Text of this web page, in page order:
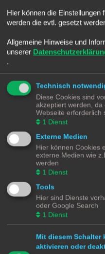
vergeben werden. Die Board-
erlaubt, Dateianhänge in dem
verfassen möchtest, oder nur
du keine Dateianhänge anfügen
In jedem Board gibt es eigene
festgelegt werden. Wenn du gegen
sie dir eine Verwarnung erteilen.
Administration dieses Boards ist und
Verwarnung zu tun hat. Kontaktiere
sicher bist, wieso du verwarnt wurdest.
Nach oben
Wie kann ich Beiträge den
Wenn ein Administrator die
siehst du eine Schaltfläche in der
Du wirst dann durch die weiteren
Nach oben
Was bewirkt die „Speichern“-
späteren Zeitpunkt vervollständigen
persönlichen Bereich erneut laden.
Hier können die
werden die evtl. gesetzt
Allgemeine Hinweise und
unserer
.
Technisch
Diese Cookies sind
akzeptiert werden,
Webseite erforderlich
1 Dienst
Externe Medien
Hier können Cookies
externe Medien wie
werden
1 Dienst
Tools
Hier sind Dienste
oder Google Search
1 Dienst
Mit diesem Schalter
aktivieren oder